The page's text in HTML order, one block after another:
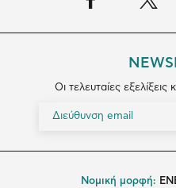
Οι τελευταίες
Νομική μορφή: